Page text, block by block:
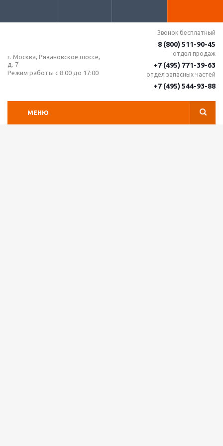
г. Москва, Рязановское шоссе,
д. 7
Режим работы с 8:00 до 17:00
Звонок бесплатный
8 (800) 511-90-45
отдел продаж
+7 (495) 771-39-63
отдел запасных частей
+7 (495) 544-93-88
МЕНЮ